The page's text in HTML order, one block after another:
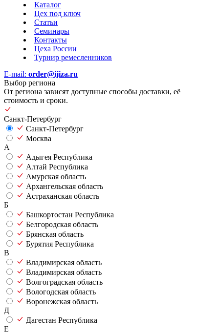
Каталог
Цех под ключ
Статьи
Семинары
Контакты
Цеха России
Турнир ремесленников
E-mail: order@ijiza.ru
Выбор региона
От региона зависят доступные способы доставки, её
стоимость и сроки.
Санкт-Петербург
Санкт-Петербург
Москва
А
Адыгея Республика
Алтай Республика
Амурская область
Архангельская область
Астраханская область
Б
Башкортостан Республика
Белгородская область
Брянская область
Бурятия Республика
В
Владимирская область
Владимирская область
Волгоградская область
Вологодская область
Воронежская область
Д
Дагестан Республика
Е